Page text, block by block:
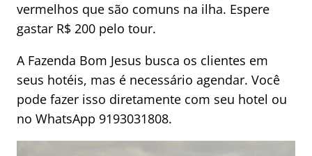
vermelhos que são comuns na ilha. Espere
gastar R$ 200 pelo tour.
A Fazenda Bom Jesus busca os clientes em
seus hotéis, mas é necessário agendar. Você
pode fazer isso diretamente com seu hotel ou
no WhatsApp 9193031808.